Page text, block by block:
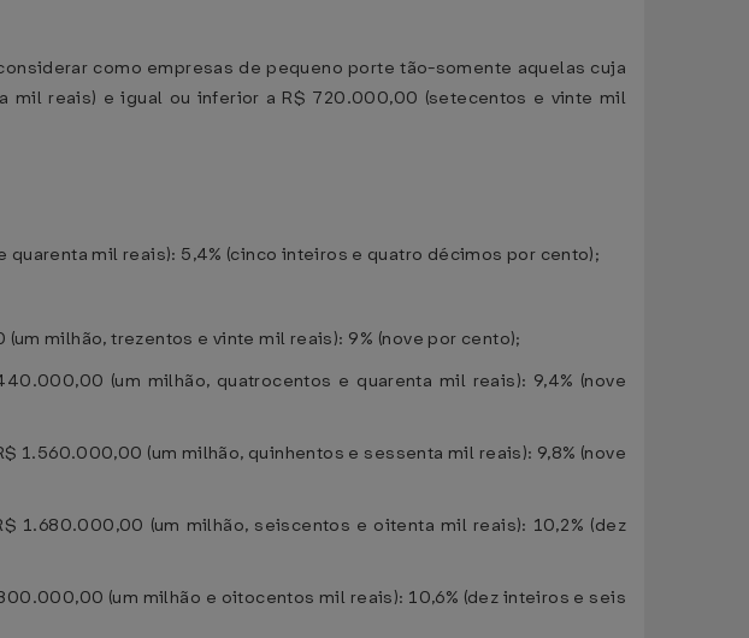
como empresas de pequeno porte tão-somente aquelas cuja
mil reais) e igual ou inferior a R$ 720.000,00 (setecentos e vinte mil
mil reais): 5,4% (cinco inteiros e quatro décimos por cento);
milhão, trezentos e vinte mil reais): 9% (nove por cento);
(um milhão, quatrocentos e quarenta mil reais): 9,4% (nove
1.560.000,00 (um milhão, quinhentos e sessenta mil reais): 9,8% (nove
1.680.000,00 (um milhão, seiscentos e oitenta mil reais): 10,2% (dez
(um milhão e oitocentos mil reais): 10,6% (dez inteiros e seis